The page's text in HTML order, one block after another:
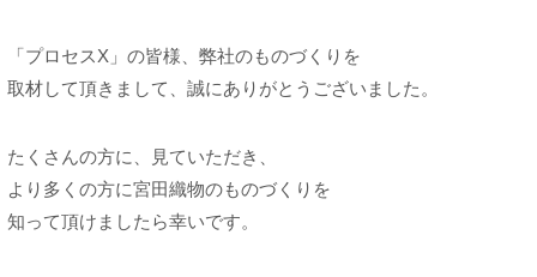
「プロセスX」の皆様、弊社のものづくりを
取材して頂きまして、誠にありがとうございました。
たくさんの方に、見ていただき、
より多くの方に宮田織物のものづくりを
知って頂けましたら幸いです。